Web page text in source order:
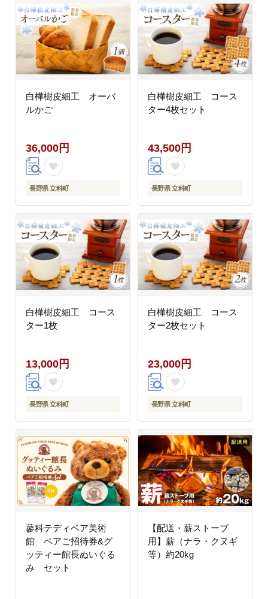
白樺樹皮細工 オーバ
ルかご
36,000円
長野県 立科町
白樺樹皮細工 コース
ター4枚セット
43,500円
長野県 立科町
白樺樹皮細工 コース
ター1枚
13,000円
長野県 立科町
白樺樹皮細工 コース
ター2枚セット
23,000円
長野県 立科町
蓼科テディベア美術
館 ペアご招待券&グ
ッティー館長ぬいぐる
み セット
【配送・薪ストーブ
用】薪（ナラ・クヌギ
等）約20kg